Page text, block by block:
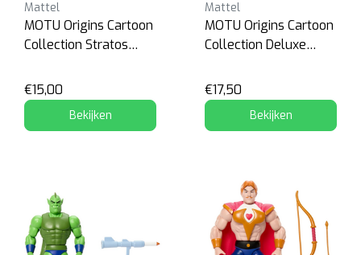
Mattel
MOTU Origins Cartoon
Collection Stratos
€15,00
Bekijken
Mattel
MOTU Origins Cartoon
Collection Deluxe
€17,50
Bekijken